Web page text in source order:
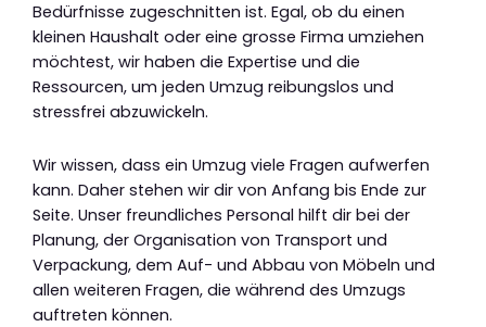
Bedürfnisse zugeschnitten ist. Egal, ob du einen
kleinen Haushalt oder eine grosse Firma umziehen
möchtest, wir haben die Expertise und die
Ressourcen, um jeden Umzug reibungslos und
stressfrei abzuwickeln.
Wir wissen, dass ein Umzug viele Fragen aufwerfen
kann. Daher stehen wir dir von Anfang bis Ende zur
Seite. Unser freundliches Personal hilft dir bei der
Planung, der Organisation von Transport und
Verpackung, dem Auf- und Abbau von Möbeln und
allen weiteren Fragen, die während des Umzugs
auftreten können.